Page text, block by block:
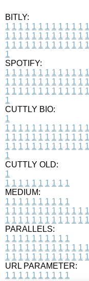
BITLY:
1 1 1 1 1 1 1 1 1 1 1 1 1
1 1 1 1 1 1 1 1 1 1 1 1 1
1 1 1 1 1 1 1 1 1 1 1 1 1
1
SPOTIFY:
1 1 1 1 1 1 1 1 1 1 1 1 1
1 1 1 1 1 1 1 1 1 1 1 1 1
1 1 1 1 1 1 1 1 1 1 1 1 1
1
CUTTLY BIO:
1
1 1 1 1 1 1 1 1 1 1 1 1 1
1 1 1 1 1 1 1 1 1 1 1 1 1
1 1 1 1 1 1 1 1 1 1 1 1 1
1
CUTTLY OLD:
1
1 1 1 1 1 1 1 1 1 1
MEDIUM:
1 1 1 1 1 1 1 1 1 1
1 1 1 1 1 1 1 1 1 1 1 1 1
1 1 1 1 1 1 1 1 1 1 1 1 1
PARALLELS:
1 1 1 1 1 1 1 1 1 1
1 1 1 1 1 1 1 1 1 1 1 1 1
1 1 1 1 1 1 1 1 1 1 1 1 1
URL PARAMETER:
1 1 1 1 1 1 1 1 1 1